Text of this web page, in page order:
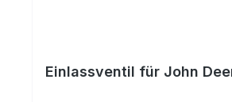
Einlassventil für John